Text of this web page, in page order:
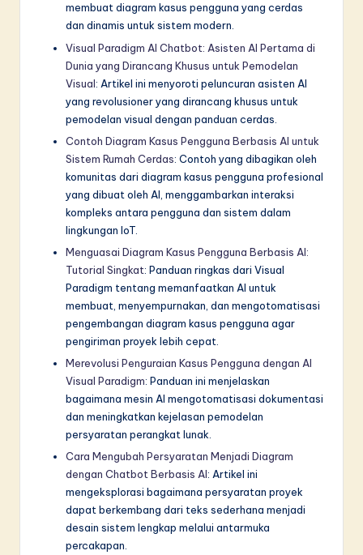
membuat diagram kasus pengguna yang cerdas
dan dinamis untuk sistem modern.
Visual Paradigm AI Chatbot: Asisten AI Pertama di
Dunia yang Dirancang Khusus untuk Pemodelan
Visual: Artikel ini menyoroti peluncuran asisten AI
yang revolusioner yang dirancang khusus untuk
pemodelan visual dengan panduan cerdas.
Contoh Diagram Kasus Pengguna Berbasis AI untuk
Sistem Rumah Cerdas: Contoh yang dibagikan oleh
komunitas dari diagram kasus pengguna profesional
yang dibuat oleh AI, menggambarkan interaksi
kompleks antara pengguna dan sistem dalam
lingkungan IoT.
Menguasai Diagram Kasus Pengguna Berbasis AI:
Tutorial Singkat: Panduan ringkas dari Visual
Paradigm tentang memanfaatkan AI untuk
membuat, menyempurnakan, dan mengotomatisasi
pengembangan diagram kasus pengguna agar
pengiriman proyek lebih cepat.
Merevolusi Penguraian Kasus Pengguna dengan AI
Visual Paradigm: Panduan ini menjelaskan
bagaimana mesin AI mengotomatisasi dokumentasi
dan meningkatkan kejelasan pemodelan
persyaratan perangkat lunak.
Cara Mengubah Persyaratan Menjadi Diagram
dengan Chatbot Berbasis AI: Artikel ini
mengeksplorasi bagaimana persyaratan proyek
dapat berkembang dari teks sederhana menjadi
desain sistem lengkap melalui antarmuka
percakapan.